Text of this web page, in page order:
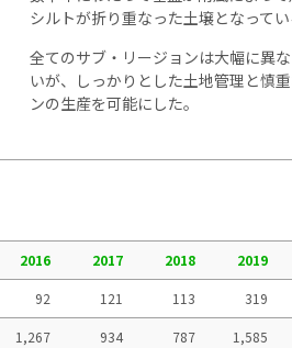
シルトが折り重なった土壌となってい
全てのサブ・リージョンは大幅に異
いが、しっかりとした土地管理と慎
ンの生産を可能にした。
2016 2017 2018 2019
92 121 113 319
1,267 934 787 1,585